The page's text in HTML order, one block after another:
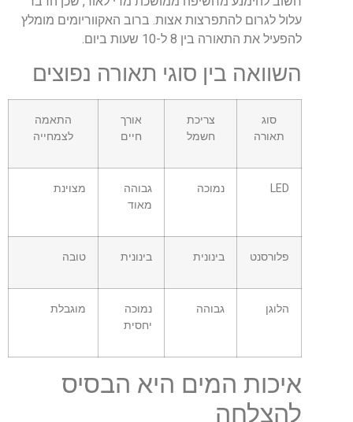
עלול לגרום להתפרצות אצות. ברוב האקווריומים מומלץ
להפעיל את התאורה בין 8 ל-10 שעות ביום.
השוואה בין סוגי תאורה נפוצים
סוג
תאורה
צריכת
חשמל
אורך
חיים
התאמה
לצמחייה
LED נמוכה
גבוהה
מאוד
מצוינת
פלורסנט בינונית בינונית טובה
הלוגן גבוהה
נמוכה
יחסית
מוגבלת
איכות המים היא הבסיס
להצלחה